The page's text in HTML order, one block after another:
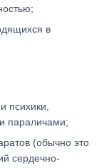
в
психики,
параличами;
(обычно это
сердечно-